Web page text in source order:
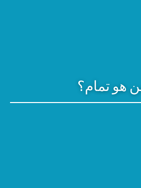
هو تمام؟